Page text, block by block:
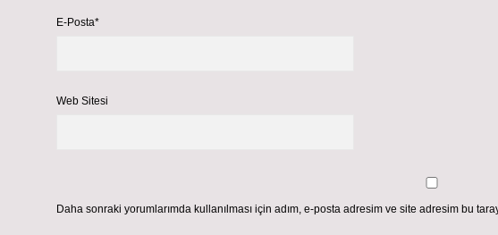
E-Posta*
Web Sitesi
Daha sonraki yorumlarımda kullanılması için adım, e-posta adresim ve site adresim bu